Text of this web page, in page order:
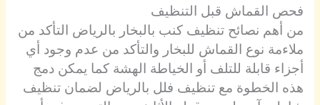
فحص القماش قبل التنظيف
من أهم نصائح تنظيف كنب بالبخار بالرياض التأكد من
ملاءمة نوع القماش للبخار والتأكد من عدم وجود أي
أجزاء قابلة للتلف أو الخياطة الهشة كما يمكن دمج
هذه الخطوة مع تنظيف فلل بالرياض لضمان تنظيف